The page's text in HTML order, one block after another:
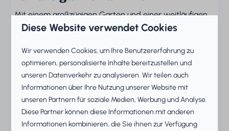
Mit einem großzügigen Garten und einer weitläufigen
Terrasse ist dieses Ferienhaus der ideale Ort zum
Abende oder um den Sonnenuntergang zu genießen.
Die Fenstertüren verbinden den gemütlichen
Wohnbereich mühelos mit dem Außenbereich, sodass
drinnen und draußen nahtlos ineinander übergehen.
Stilvolles Ambiente und
Diese Website verwendet Cookies
Wir verwenden Cookies, um Ihre Benutzererfahrung zu
optimieren, personalisierte Inhalte bereitzustellen und
unseren Datenverkehr zu analysieren. Wir teilen auch
Informationen über Ihre Nutzung unserer Website mit
unseren Partnern für soziale Medien, Werbung und Analyse.
Diese Partner können diese Informationen mit anderen
Informationen kombinieren, die Sie ihnen zur Verfügung